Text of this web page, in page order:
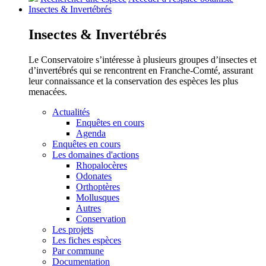
Insectes & Invertébrés
Insectes & Invertébrés
Le Conservatoire s’intéresse à plusieurs groupes d’insectes et
d’invertébrés qui se rencontrent en Franche-Comté, assurant
leur connaissance et la conservation des espèces les plus
menacées.
Actualités
Enquêtes en cours
Agenda
Enquêtes en cours
Les domaines d'actions
Rhopalocères
Odonates
Orthoptères
Mollusques
Autres
Conservation
Les projets
Les fiches espèces
Par commune
Documentation